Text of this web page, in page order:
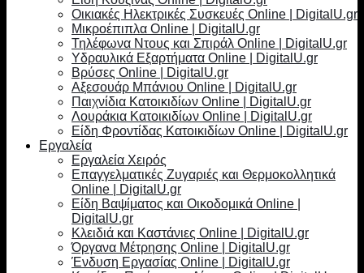
Οικιακές Ηλεκτρικές Συσκευές Online | DigitalU.gr
Μικροέπιπλα Online | DigitalU.gr
Τηλέφωνα Ντους και Σπιράλ Online | DigitalU.gr
Υδραυλικά Εξαρτήματα Online | DigitalU.gr
Βρύσες Online | DigitalU.gr
Αξεσουάρ Μπάνιου Online | DigitalU.gr
Παιχνίδια Κατοικιδίων Online | DigitalU.gr
Λουράκια Κατοικιδίων Online | DigitalU.gr
Είδη Φροντίδας Κατοικιδίων Online | DigitalU.gr
Εργαλεία
Εργαλεία Χειρός
Επαγγελματικές Ζυγαριές και Θερμοκολλητικά
Online | DigitalU.gr
Είδη Βαψίματος και Οικοδομικά Online |
DigitalU.gr
Κλειδιά και Καστάνιες Online | DigitalU.gr
Όργανα Μέτρησης Online | DigitalU.gr
Ένδυση Εργασίας Online | DigitalU.gr